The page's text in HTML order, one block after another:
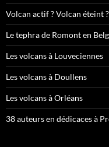
Volcan actif ? Volcan éteint ?
Le tephra de Romont en
Les volcans à Louveciennes
Les volcans à Doullens
Les volcans à Orléans
38 auteurs en dédicaces à